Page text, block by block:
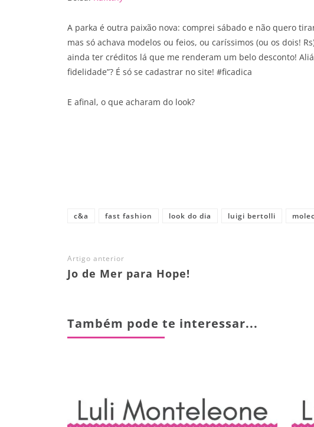
A parka é outra paixão nova: comprei sábado e não quero
mas só achava modelos ou feios, ou caríssimos (ou os dois!
ainda ter créditos lá que me renderam um belo desconto!
fidelidade”? É só se cadastrar no site! #ficadica
E afinal, o que acharam do look?
c&a fast fashion look do dia luigi bertolli
Artigo anterior
Jo de Mer para Hope!
Também pode te interessar...